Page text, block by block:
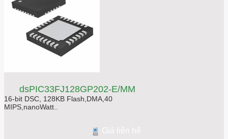
dsPIC33FJ128GP202-E/MM
16-bit DSC, 128KB Flash,DMA,40
MIPS,nanoWatt..
Giá liên hệ